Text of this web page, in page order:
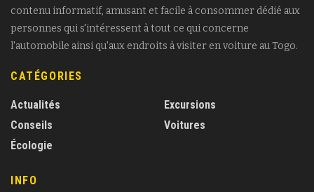
contenu informatif, amusant et facile à consommer dédié aux
personnes qui s'intéressent à tout ce qui concerne
l'automobile ainsi qu'aux endroits à visiter en voiture au Togo.
CATÉGORIES
Actualités
Conseils
Écologie
Excursions
Voitures
INFO